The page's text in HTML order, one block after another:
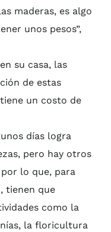
maderas, es algo
unos pesos”,
su casa, las
de estas
un costo de
días logra
pero hay otros
lo que, para
tienen que
como la
la floricultura